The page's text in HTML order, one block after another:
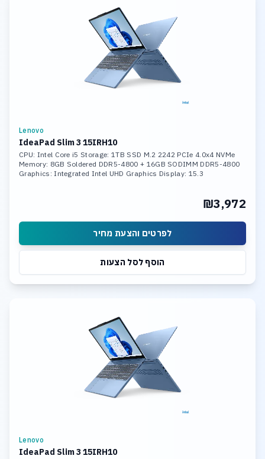
Lenovo
IdeaPad Slim 3 15IRH10
CPU: Intel Core i5 Storage: 1TB SSD M.2 2242 PCIe 4.0x4 NVMe
Memory: 8GB Soldered DDR5-4800 + 16GB SODIMM DDR5-4800
Graphics: Integrated Intel UHD Graphics Display: 15.3
₪3,972
לפרטים והצעת מחיר
הוסף לסל הצעות
Lenovo
IdeaPad Slim 3 15IRH10